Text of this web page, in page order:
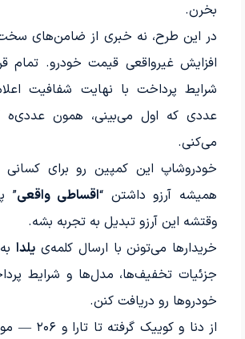
بخرن.
در این طرح، نه خبری از ضامن‌های
افزایش غیرواقعی قیمت خودرو. تمام
شرایط پرداخت با نهایت شفافیت
عددی که اول می‌بینی، همون عددی‌ه
می‌کنی.
خودروشاپ این کمپین رو برای
همیشه آرزو داشتن “اقساطی واقعی”
وقتشه این آرزو تبدیل به تجربه بشه.
خریدارها می‌تونن با ارسال کلمه‌ی یلدابه
جزئیات تخفیف‌ها، مدل‌ها و شرایط
خودروها رو دریافت کنن.
از دنا و